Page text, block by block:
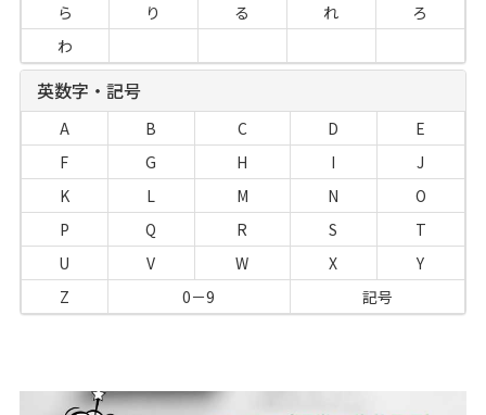
ら
り る れ
ろ
わ
英数字・記号
A B C D
E
F
G H I
J
K
L M N
O
P
Q R S
T
U
V W X
Y
Z
0－9 記号